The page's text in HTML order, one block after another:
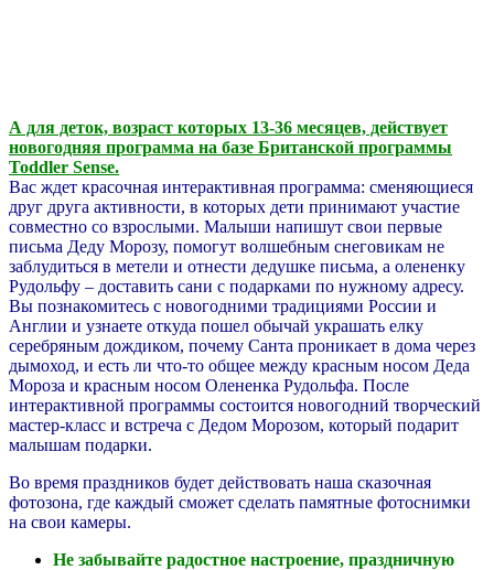
А для деток, возраст которых 13-36 месяцев, действует
новогодняя программа на базе Британской программы
Toddler Sense.
Вас ждет красочная интерактивная программа: сменяющиеся
друг друга активности, в которых дети принимают участие
совместно со взрослыми. Малыши напишут свои первые
письма Деду Морозу, помогут волшебным снеговикам не
заблудиться в метели и отнести дедушке письма, а олененку
Рудольфу – доставить сани с подарками по нужному адресу.
Вы познакомитесь с новогодними традициями России и
Англии и узнаете откуда пошел обычай украшать елку
серебряным дождиком, почему Санта проникает в дома через
дымоход, и есть ли что-то общее между красным носом Деда
Мороза и красным носом Олененка Рудольфа. После
интерактивной программы состоится новогодний творческий
мастер-класс и встреча с Дедом Морозом, который подарит
малышам подарки.
Во время праздников будет действовать наша сказочная
фотозона, где каждый сможет сделать памятные фотоснимки
на свои камеры.
Не забывайте радостное настроение, праздничную